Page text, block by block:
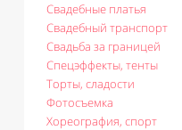
Свадебные платья
Свадебный транспорт
Свадьба за границей
Спецэффекты, тенты
Торты, сладости
Фотосъемка
Хореография, спорт